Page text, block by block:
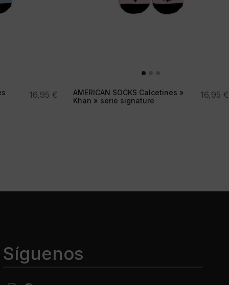
16,95 €
AMERICAN SOCKS Calcetines »
Khan » serie signature
16,95 €
Síguenos